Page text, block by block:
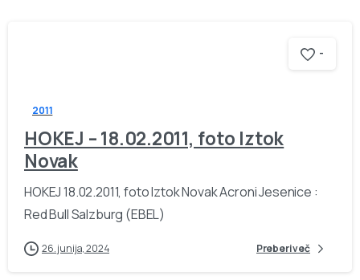
-
2011
HOKEJ – 18.02.2011, foto Iztok
Novak
HOKEJ 18.02.2011, foto Iztok Novak Acroni Jesenice :
Red Bull Salzburg (EBEL)
26. junija, 2024 Preberi več